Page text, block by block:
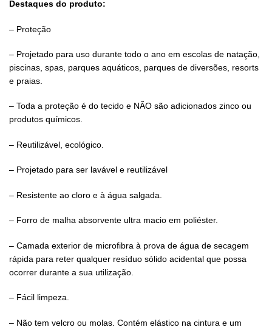
Destaques do produto:
– Proteção
– Projetado para uso durante todo o ano em escolas de natação,
piscinas, spas, parques aquáticos, parques de diversões, resorts
e praias.
– Toda a proteção é do tecido e NÃO são adicionados zinco ou
produtos químicos.
– Reutilizável, ecológico.
– Projetado para ser lavável e reutilizável
– Resistente ao cloro e à água salgada.
– Forro de malha absorvente ultra macio em poliéster.
– Camada exterior de microfibra à prova de água de secagem
rápida para reter qualquer resíduo sólido acidental que possa
ocorrer durante a sua utilização.
– Fácil limpeza.
– Não tem velcro ou molas. Contém elástico na cintura e um